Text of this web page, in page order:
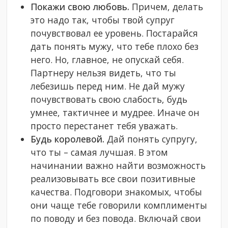
Покажи свою любовь. Причем, делать
это надо так, чтобы твой супруг
почувствовал ее уровень. Постарайся
дать понять мужу, что тебе плохо без
него. Но, главное, не опускай себя.
Партнеру нельзя видеть, что ты
лебезишь перед ним. Не дай мужу
почувствовать свою слабость, будь
умнее, тактичнее и мудрее. Иначе он
просто перестанет тебя уважать.
Будь королевой.Дай понять супругу,
что ты – самая лучшая. В этом
начинании важно найти возможность
реализовывать все свои позитивные
качества. Подговори знакомых, чтобы
они чаще тебе говорили комплименты
по поводу и без повода. Включай свои